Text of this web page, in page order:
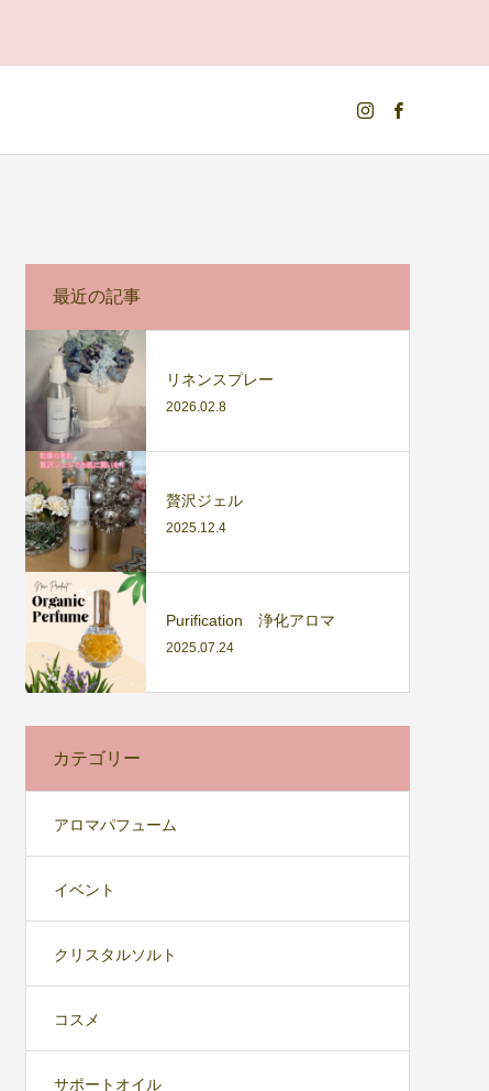
最近の記事
リネンスプレー
2026.02.8
贅沢ジェル
2025.12.4
Purification 浄化アロマ
2025.07.24
カテゴリー
アロマパフューム
イベント
クリスタルソルト
コスメ
サポートオイル